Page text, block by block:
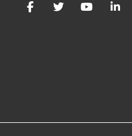
FacebookTwitter